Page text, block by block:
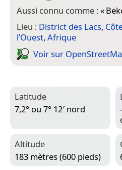
Aussi connu comme :«
Lieu : District des Lacs,
l’Ouest, Afrique
Voir sur
Latitude
7,2° ou 7° 12′ nord
Altitude
183 mètres (600 pieds)